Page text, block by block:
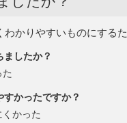
かりやすいものにする
したか？
かったですか？
かった